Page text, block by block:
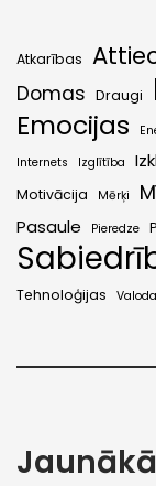
Atkarības
Domas Draugi
Emocijas
Internets Izglītība
Motivācija
Mērķi
Pasaule Pieredze
Tehnoloģijas Valoda